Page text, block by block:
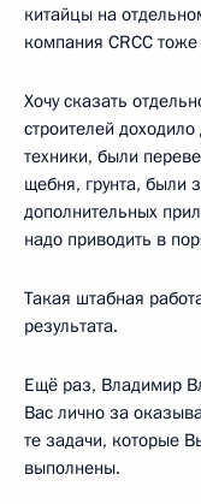
китайцы на
компания CRCC
Хочу сказать
строителей
техники, были
щебня, грунта, были
дополнительных
надо приводить в
Такая штабная
результата.
Ещё раз, Владимир
Вас лично за
те задачи, которые
выполнены.